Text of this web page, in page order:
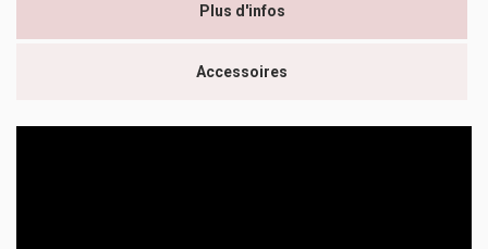
Plus d'infos
Accessoires